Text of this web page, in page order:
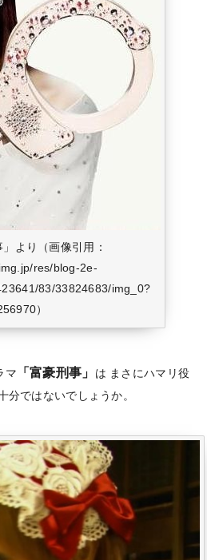
より（画像引用：
res/blog-2e-
83/33824683/img_0?
）
マ 「富豪刑事」 は まさにハマリ役
分ではないでしょうか。